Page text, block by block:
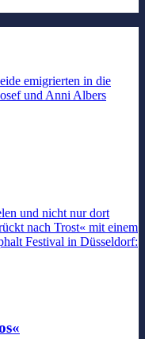
emigrierten in die
und Anni Albers
und nicht nur dort
nach Trost« mit einem
Festival in Düsseldorf: